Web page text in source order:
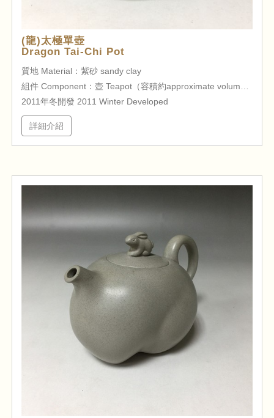
(龍)太極單壺
Dragon Tai-Chi Pot
質地 Material：紫砂 sandy clay
組件 Component：壺 Teapot（容積約approximate volume250cc ）
2011年冬開發 2011 Winter Developed
詳細介紹